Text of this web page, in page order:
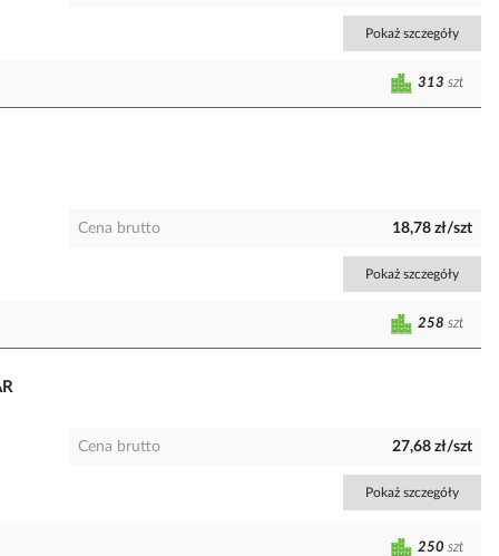
Pokaż szczegóły
313 szt
Cena brutto 18,78 zł/szt
Pokaż szczegóły
258 szt
Cena brutto 27,68 zł/szt
Pokaż szczegóły
250 szt